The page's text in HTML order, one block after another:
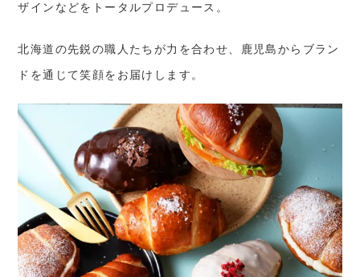
ザインなどをトータルプロデュース。
北海道の先鋭の職人たちが力を合わせ、鹿児島からブラン
ドを通じて笑顔をお届けします。